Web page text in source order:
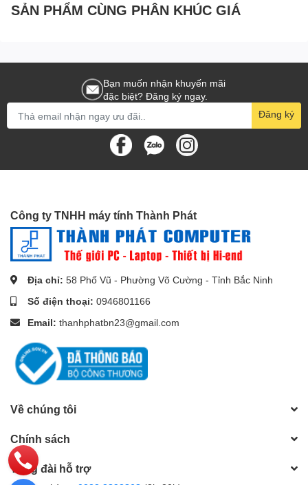
SẢN PHẨM CÙNG PHÂN KHÚC GIÁ
Bạn muốn nhận khuyến mãi
đặc biệt? Đăng ký ngay.
Đăng ký
Công ty TNHH máy tính Thành Phát
Địa chỉ: 58 Phố Vũ - Phường Võ Cường - Tỉnh Bắc Ninh
Số điện thoại: 0946801166
Email: thanhphatbn23@gmail.com
Về chúng tôi
Chính sách
Tổng đài hỗ trợ